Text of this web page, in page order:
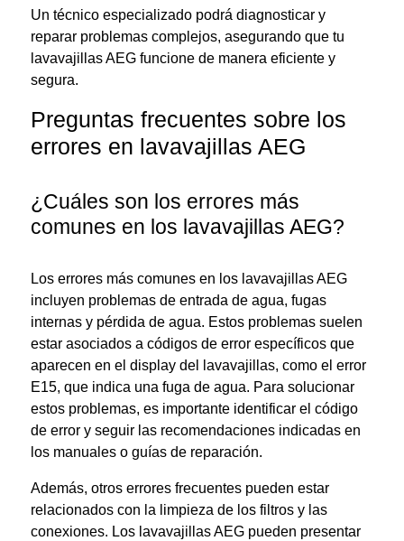
Un técnico especializado podrá diagnosticar y
reparar problemas complejos, asegurando que tu
lavavajillas AEG funcione de manera eficiente y
segura.
Preguntas frecuentes sobre los
errores en lavavajillas AEG
¿Cuáles son los errores más
comunes en los lavavajillas AEG?
Los errores más comunes en los lavavajillas AEG
incluyen problemas de entrada de agua, fugas
internas y pérdida de agua. Estos problemas suelen
estar asociados a códigos de error específicos que
aparecen en el display del lavavajillas, como el error
E15, que indica una fuga de agua. Para solucionar
estos problemas, es importante identificar el código
de error y seguir las recomendaciones indicadas en
los manuales o guías de reparación.
Además, otros errores frecuentes pueden estar
relacionados con la limpieza de los filtros y las
conexiones. Los lavavajillas AEG pueden presentar